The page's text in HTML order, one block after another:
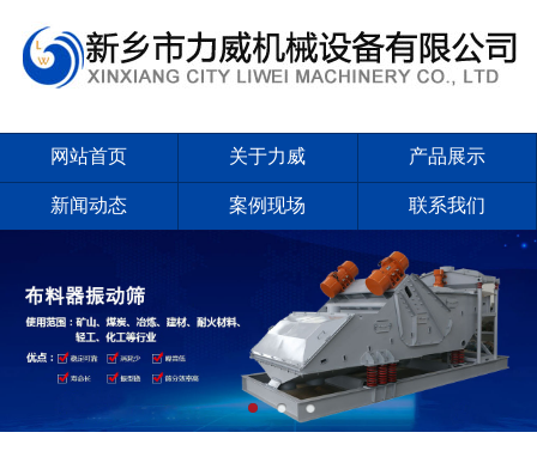
网站首页 关于力威 产品展示
新闻动态 案例现场 联系我们